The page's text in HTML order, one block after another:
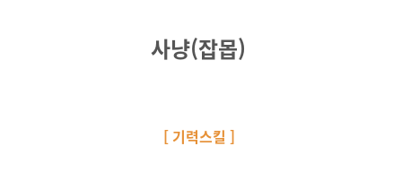
사냥(잡몹)
[ 기력스킬 ]